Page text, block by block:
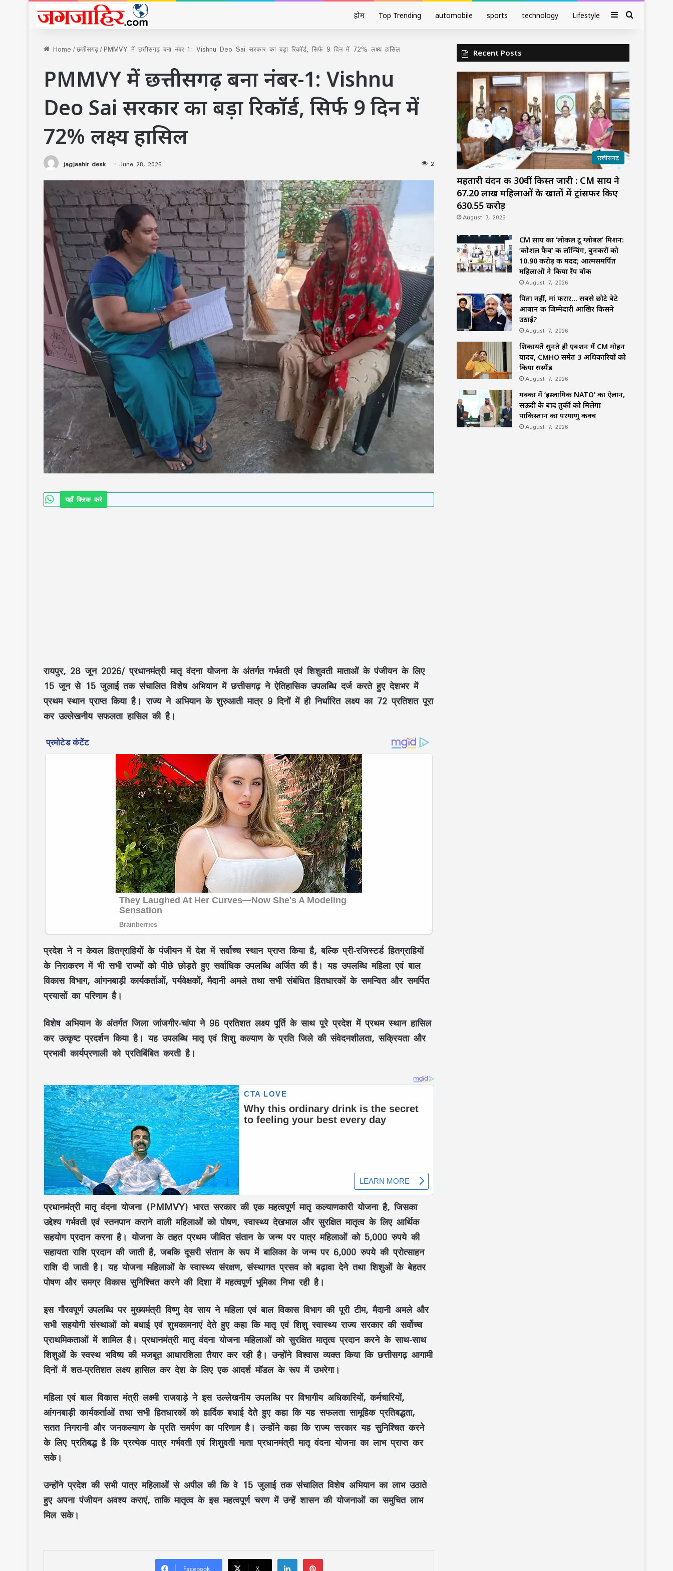
होम Top Trending automobile sports technology Lifestyle SidebarSearch
Home/छत्तीसगढ़/PMMVY में छत्तीसगढ़ बना नंबर-1: Vishnu Deo Sai सरकार का बड़ा रिकॉर्ड, सिर्फ 9 दिन में 72% लक्ष्य हासिल
PMMVY में छत्तीसगढ़ बना नंबर-1: Vishnu
Deo Sai सरकार का बड़ा रिकॉर्ड, सिर्फ 9 दिन में
72% लक्ष्य हासिल
jagjaahir desk June 28, 2026 2
यहाँ क्लिक करे
रायपुर, 28 जून 2026/ प्रधानमंत्री मातृ वंदना योजनाके अंतर्गतगर्भवती एवं शिशुवती माताओंके पंजीयन के लिए
15 जून से 15 जुलाईतक संचालितविशेष अभियानमेंछत्तीसगढ़ने ऐतिहासिक उपलब्धि दर्ज करते हुएदेशभर में
प्रथम स्थानप्राप्त किया है। राज्य ने अभियान के शुरुआती मात्र 9 दिनोंमें ही निर्धारित लक्ष्य का 72 प्रतिशतपूरा
कर उल्लेखनीय सफलता हासिल की है।
प्रदेश ने न केवलहितग्राहियों के पंजीयनमें देश में सर्वोच्च स्थान प्राप्त किया है, बल्किप्री-रजिस्टर्ड हितग्राहियों
के निराकरणमें भी सभी राज्यों को पीछे छोड़ते हुए सर्वाधिक उपलब्धि अर्जित की है। यह उपलब्धिमहिला एवं बाल
विकास विभाग, आंगनबाड़ी कार्यकर्ताओं,पर्यवेक्षकों,मैदानी अमलेतथा सभी संबंधित हितधारकों के समन्वित और समर्पित
प्रयासों का परिणाम है।
विशेष अभियानके अंतर्गतजिला जांजगीर-चांपाने 96 प्रतिशत लक्ष्य पूर्तिके साथ पूरे प्रदेश में प्रथम स्थान हासिल
कर उत्कृष्ट प्रदर्शन किया है। यह उपलब्धिमातृ एवं शिशु कल्याणके प्रति जिले की संवेदनशीलता, सक्रियता और
प्रभावी कार्यप्रणाली को प्रतिबिंबित करती है।
प्रधानमंत्री मातृ वंदना योजना (PMMVY) भारत सरकार की एक महत्वपूर्णमातृ कल्याणकारी योजनाहै, जिसका
उद्देश्यगर्भवती एवं स्तनपान कराने वाली महिलाओंकोपोषण,स्वास्थ्य देखभालऔरसुरक्षित मातृत्वके लिए आर्थिक
सहयोग प्रदान करना है। योजना के तहतप्रथम जीवित संतानके जन्म पर पात्र महिलाओं को 5,000 रुपयेकी
सहायता राशि प्रदान की जाती है, जबकिदूसरी संतान के रूप में बालिकाके जन्म पर 6,000 रुपयेकी प्रोत्साहन
राशि दी जाती है। यह योजनामहिलाओं के स्वास्थ्य संरक्षण,संस्थागत प्रसवको बढ़ावा देने तथाशिशुओं के बेहतर
पोषणऔरसमग्र विकाससुनिश्चित करने की दिशा में महत्वपूर्ण भूमिका निभा रही है।
इस गौरवपूर्ण उपलब्धि परमुख्यमंत्री विष्णु देव सायनेमहिला एवं बाल विकास विभागकी पूरी टीम,मैदानी अमलेऔर
सभी सहयोगी संस्थाओं को बधाई एवं शुभकामनाएं देते हुए कहा किमातृ एवं शिशु स्वास्थ्यराज्य सरकार की सर्वोच्च
प्राथमिकताओं में शामिल है।प्रधानमंत्री मातृ वंदना योजनामहिलाओं कोसुरक्षित मातृत्वप्रदान करने के साथ-साथ
शिशुओं के स्वस्थ भविष्यकी मजबूत आधारशिला तैयार कर रही है। उन्होंने विश्वास व्यक्त किया किछत्तीसगढ़आगामी
दिनों मेंशत-प्रतिशत लक्ष्यहासिल कर देश के लिए एकआदर्श मॉडलके रूप में उभरेगा।
महिला एवं बाल विकास मंत्री लक्ष्मी राजवाड़ेने इस उल्लेखनीय उपलब्धि पर विभागीय अधिकारियों, कर्मचारियों,
आंगनबाड़ी कार्यकर्ताओंतथा सभी हितधारकों को हार्दिक बधाई देते हुए कहा कि यह सफलतासामूहिक प्रतिबद्धता,
सतत निगरानीऔरजनकल्याणके प्रति समर्पण का परिणाम है। उन्होंने कहा कि राज्य सरकार यह सुनिश्चित करने
के लिए प्रतिबद्ध है कि प्रत्येक पात्रगर्भवती एवं शिशुवती माता प्रधानमंत्री मातृ वंदना योजनाका लाभ प्राप्त कर
सके।
उन्होंने प्रदेश की सभी पात्र महिलाओं से अपील की कि वे 15 जुलाईतक संचालितविशेष अभियानका लाभ उठाते
हुए अपनापंजीयनअवश्य कराएं, ताकिमातृत्वके इस महत्वपूर्ण चरण में उन्हें शासन की योजनाओं का समुचित लाभ
मिल सके।
Facebook X
LinkedInPinterest
महतारी वंदन की 30वीं किस्त जारी : CM साय ने
67.20 लाख महिलाओं के खातों में ट्रांसफर किए
₹630.55 करोड़
CM साय का ‘लोकल टू ग्लोबल’ मिशन: ‘कोशल
फैब’ की लॉन्चिंग, बुनकरों को 10.90 करोड़ की
मदद; आत्मसमर्पित महिलाओं ने किया रैंप वॉक
पिता नहीं, मां फरार… सबसे छोटे बेटे आबान की
जिम्मेदारी आखिर किसने उठाई?
शिकायतें सुनते ही एक्शन में CM मोहन यादव,
CMHO समेत 3 अधिकारियों को किया सस्पेंड
कवच
Recent Posts
छत्तीसगढ़
महतारी वंदन की 30वीं किस्त जारी : CM साय ने
67.20 लाख महिलाओं के खातों में ट्रांसफर किए
₹630.55 करोड़
August 7, 2026
CM साय का ‘लोकल टू ग्लोबल’ मिशन:
‘कोशल फैब’ की लॉन्चिंग, बुनकरों को
10.90 करोड़ की मदद; आत्मसमर्पित
महिलाओं ने किया रैंप वॉक
August 7, 2026
पिता नहीं, मां फरार… सबसे छोटे बेटे
आबान की जिम्मेदारी आखिर किसने
उठाई?
August 7, 2026
शिकायतें सुनते ही एक्शन में CM मोहन
यादव, CMHO समेत 3 अधिकारियों को
किया सस्पेंड
August 7, 2026
मक्का में ‘इस्लामिक NATO’ का ऐलान,
सऊदी के बाद तुर्की को मिलेगा
पाकिस्तान का परमाणु कवच
August 7, 2026